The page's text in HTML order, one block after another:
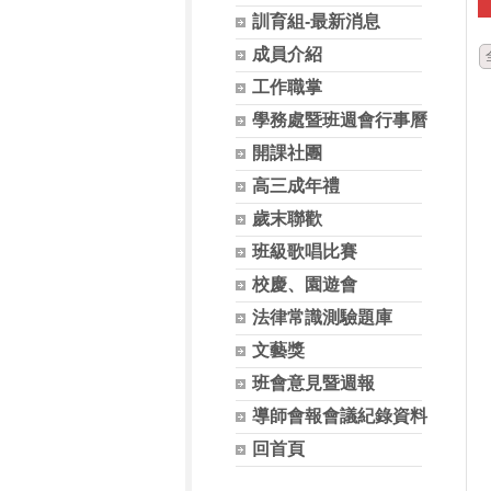
訓育組-最新消息
成員介紹
工作職掌
學務處暨班週會行事曆
開課社團
高三成年禮
歲末聯歡
班級歌唱比賽
校慶、園遊會
法律常識測驗題庫
文藝獎
班會意見暨週報
導師會報會議紀錄資料
回首頁